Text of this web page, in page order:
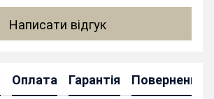
Написати відгук
Оплата Гарантія Повернення